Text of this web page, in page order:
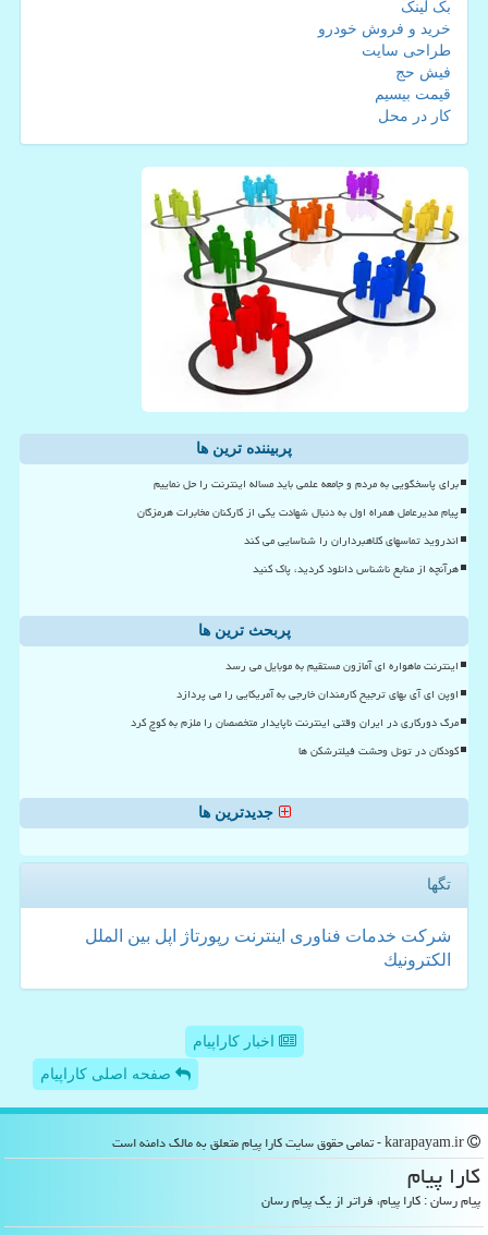
بک لینک
خرید و فروش خودرو
طراحی سایت
فیش حج
قیمت بیسیم
کار در محل
پربیننده ترین ها
برای پاسخگویی به مردم و جامعه علمی باید مساله اینترنت را حل نماییم
پیام مدیرعامل همراه اول به دنبال شهادت یکی از کارکنان مخابرات هرمزگان
اندروید تماسهای کلاهبرداران را شناسایی می کند
هرآنچه از منابع ناشناس دانلود کردید، پاک کنید
پربحث ترین ها
اینترنت ماهواره ای آمازون مستقیم به موبایل می رسد
اوپن ای آی بهای ترجیح کارمندان خارجی به آمریکایی را می پردازد
مرگ دورکاری در ایران وقتی اینترنت ناپایدار متخصصان را ملزم به کوچ کرد
کودکان در تونل وحشت فیلترشکن ها
جدیدترین ها
تگها
شركت خدمات فناوری اینترنت رپورتاژ اپل بین الملل
الكترونیك
اخبار کاراپیام
صفحه اصلی کاراپیام
كارا پیام
پیام رسان : کارا پیام، فراتر از یک پیام رسان